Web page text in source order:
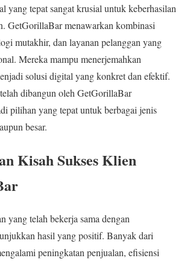
yang tepat sangat krusial untuk keberhasilan
GetGorillaBar menawarkan kombinasi
mutakhir, dan layanan pelanggan yang
Mereka mampu menerjemahkan
solusi digital yang konkret dan efektif.
dibangun oleh GetGorillaBar
pilihan yang tepat untuk berbagai jenis
besar.
Kisah Sukses Klien
yang telah bekerja sama dengan
hasil yang positif. Banyak dari
peningkatan penjualan, efisiensi